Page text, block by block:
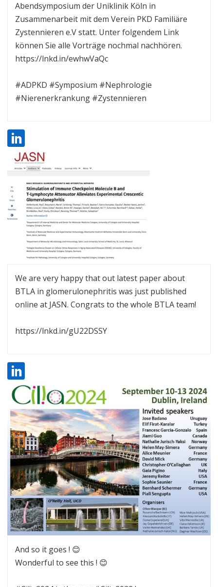
Abendsymposium der Uniklinik Köln in
Zusammenarbeit mit dem Verein PKD Familiäre
Zystennieren e.V statt. Unter folgendem Link
können Sie alle Vorträge nochmal nachhören.
https://lnkd.in/ewhwVaQc
#ADPKD #Symposium #Nephrologie
#Nierenerkrankung #Zystennieren
We are very happy that out latest paper about
BTLA in glomerulonephritis was just published
online at JASN. Congrats to the whole BTLA team!
https://lnkd.in/gU22DSSY
And so it goes ! 😊
Wonderful to see this ! 😊